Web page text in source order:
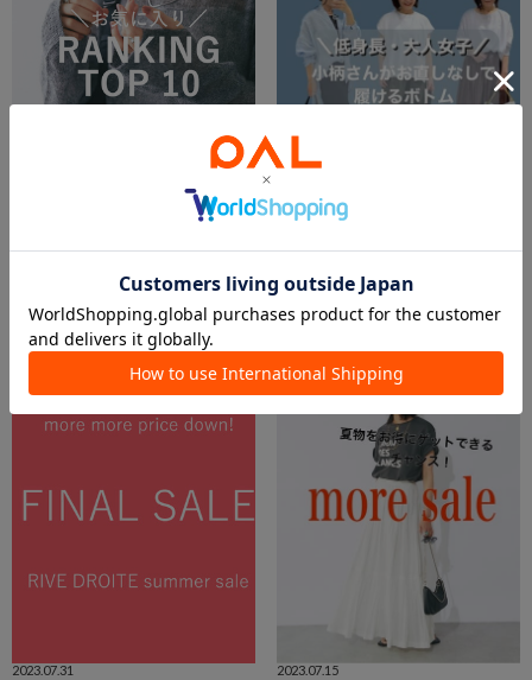
みんなが気になる！みんなのお気に入りTOP10
ASUKA
RIVE DROITE
小柄さんがお直し無しで履けるボトム
MIO
名古屋パルコ店
RIVE DROITE
2023.07.31 2023.07.15